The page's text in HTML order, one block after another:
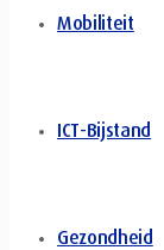
Mobiliteit
ICT-Bijstand
Gezondheid